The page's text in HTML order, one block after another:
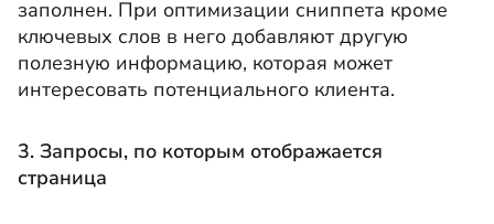
заполнен. При оптимизации сниппета кроме
ключевых слов в него добавляют другую
полезную информацию, которая может
интересовать потенциального клиента.
3. Запросы, по которым отображается
страница